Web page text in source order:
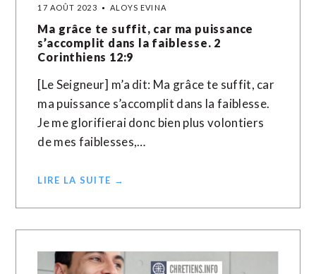
17 AOÛT 2023 ALOYS EVINA
Ma grâce te suffit, car ma puissance
s’accomplit dans la faiblesse. 2
Corinthiens 12:9
[Le Seigneur] m’a dit: Ma grâce te suffit, car
ma puissance s’accomplit dans la faiblesse.
Je me glorifierai donc bien plus volontiers
de mes faiblesses,…
LIRE LA SUITE →